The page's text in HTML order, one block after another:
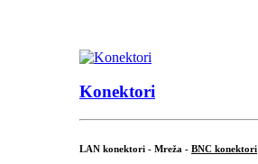
Konektori
LAN konektori - Mreža - BNC konektori